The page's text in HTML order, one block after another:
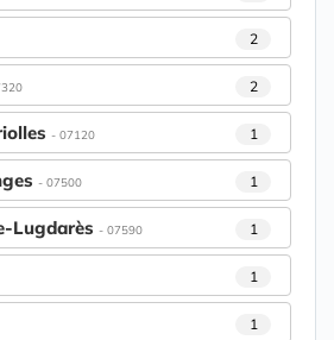
2
2
- 07120 1
- 07500 1
Lugdarès - 07590 1
1
1